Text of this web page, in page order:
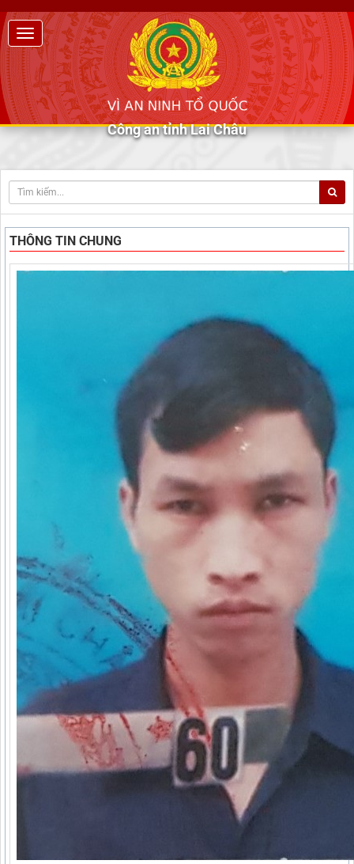
Công an tỉnh Lai Châu
THÔNG TIN CHUNG